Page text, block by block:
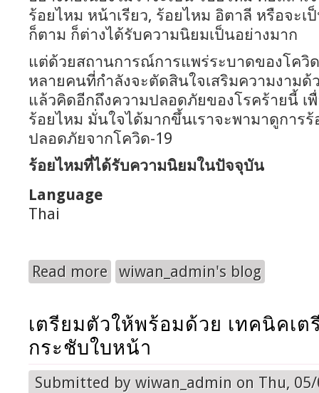
ร้อยไหม หน้าเรียว, ร้อยไหม อิตาลี หรือจะเ
ก็ตาม ก็ต่างได้รับความนิยมเป็นอย่างมาก
แต่ด้วยสถานการณ์การแพร่ระบาดของโควิ
หลายคนที่กำลังจะตัดสินใจเสริมความงามด้
แล้วคิดอีกถึงความปลอดภัยของโรคร้ายนี้ เ
ร้อยไหม มั่นใจได้มากขึ้นเราจะพามาดูการร้
ปลอดภัยจากโควิด-19
ร้อยไหมที่ได้รับความนิยมในปัจจุบัน
Language
Thai
Read more about ร้อยไหมอย่างไรให้ปลอดภัยจาก COVID-19
wiwan_admin's blog
เตรียมตัวให้พร้อมด้วย เทคนิคเ
กระชับใบหน้า
Submitted by wiwan_admin on Thu,